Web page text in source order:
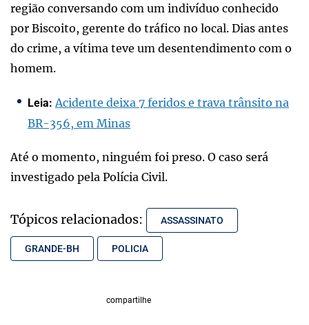
região conversando com um indivíduo conhecido
por Biscoito, gerente do tráfico no local. Dias antes
do crime, a vítima teve um desentendimento com o
homem.
Leia: Acidente deixa 7 feridos e trava trânsito na
BR-356, em Minas
Até o momento, ninguém foi preso. O caso será
investigado pela Polícia Civil.
Tópicos relacionados: ASSASSINATO
GRANDE-BH POLICIA
compartilhe